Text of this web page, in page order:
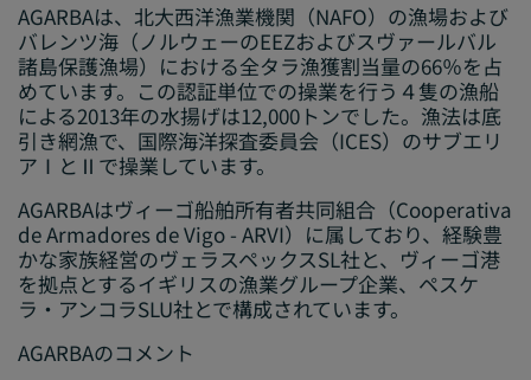
AGARBAは、北大西洋漁業機関（NAFO）の漁場および
バレンツ海（ノルウェーのEEZおよびスヴァールバル
諸島保護漁場）における全タラ漁獲割当量の66％を占
めています。この認証単位での操業を行う４隻の漁船
による2013年の水揚げは12,000トンでした。漁法は底
引き網漁で、国際海洋探査委員会（ICES）のサブエリ
アⅠとⅡで操業しています。
AGARBAはヴィーゴ船舶所有者共同組合（Cooperativa
de Armadores de Vigo - ARVI）に属しており、経験豊
かな家族経営のヴェラスペックスSL社と、ヴィーゴ港
を拠点とするイギリスの漁業グループ企業、ペスケ
ラ・アンコラSLU社とで構成されています。
AGARBAのコメント